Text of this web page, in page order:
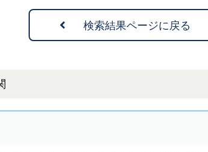
検索結果ページに戻る